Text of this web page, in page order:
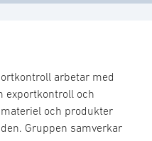
arbetar med
exportkontroll och
och produkter
Gruppen samverkar